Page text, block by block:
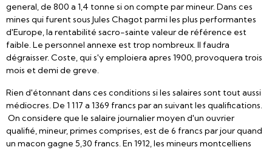
general, de 800 a 1,4 tonne si on compte par mineur. Dans ces
mines qui furent sous Jules Chagot parmi les plus performantes
d'Europe, la rentabilité sacro-sainte valeur de référence est
faible. Le personnel annexe est trop nombreux. Il faudra
dégraisser. Coste, qui s'y emploiera apres 1900, provoquera trois
mois et demi de greve.
Rien d'étonnant dans ces conditions si les salaires sont tout aussi
médiocres. De 1 117 a 1369 francs par an suivant les qualifications.
On considere que le salaire journalier moyen d'un ouvrier
qualifié, mineur, primes comprises, est de 6 francs par jour quand
un macon gagne 5,30 francs. En 1912, les mineurs montcelliens